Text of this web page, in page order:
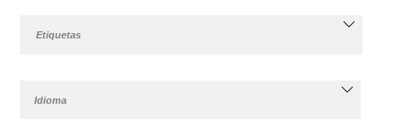
Etiquetas
Idioma